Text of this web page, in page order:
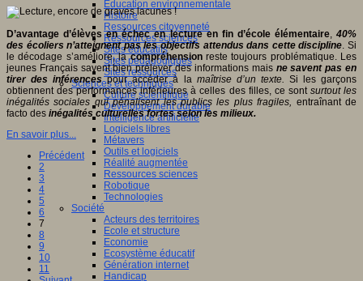
Education environnementale
Histoire
Ressources citoyenneté
Ressources sciences
Sites éducatifs
Sites pédagogiques
Sites ressources
Sciences et techniques
Culture scientifique
Développement durable
Intelligence artificielle
Logiciels libres
Métavers
Outils et logiciels
Réalité augmentée
Ressources sciences
Robotique
Technologies
Société
Acteurs des territoires
Ecole et structure
Economie
Ecosystème éducatif
Génération internet
Handicap
D’avantage d’élèves en échec en lecture en fin d’école élémentaire, 40%
des écoliers n’atteignent pas les objectifs attendus dans cette discipline . Si
le décodage s’améliore, lacompréhensionreste toujours problématique. Les
jeunes Français savent bien prélever des informations maisne savent pas en
tirer des inférences pour accéder à la maîtrise d’un texte.
Si les garçons
obtiennent des performances inférieures à celles des filles, ce sont surtout les
inégalités sociales qui pénalisent les publics les plus fragiles,
entraînant de
facto des inégalités culturelles fortes selon les milieux.
En savoir plus...
Précédent
2
3
4
5
6
7
8
9
10
11